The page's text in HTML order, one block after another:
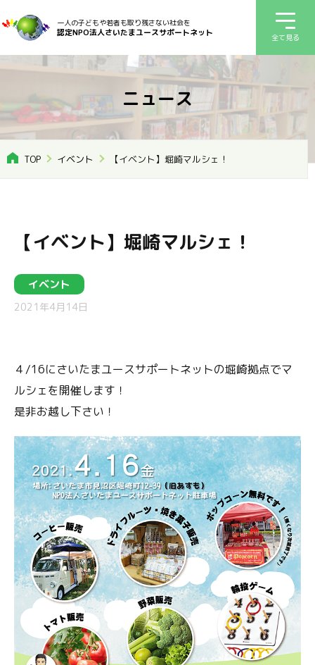
一人の子どもや若者も取り残さない社会を
認定NPO法人さいたまユースサポートネット 全て見る
ニュース
TOP イベント 【イベント】堀崎マルシェ！
【イベント】堀崎マルシェ！
イベント
2021年4月14日
４/16にさいたまユースサポートネットの堀崎拠点でマ
ルシェを開催します！
是非お越し下さい！